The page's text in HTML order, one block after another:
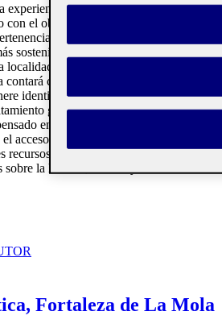
experiencia única y diferenciada a los
el objetivo que los usuarios
con el lugar. El sistema
sostenible de manera que los turistas
para conocer los lugares más
con un sistema de señalización
identidad. La tipografía, los signos y el
gráfico personalizado acorde con
en los discapacitados visuales y a
acceso a la información. Todo esto sin
recursos informativos que se pueden
la historia, la flora y la fauna.
Fortaleza de La Mola